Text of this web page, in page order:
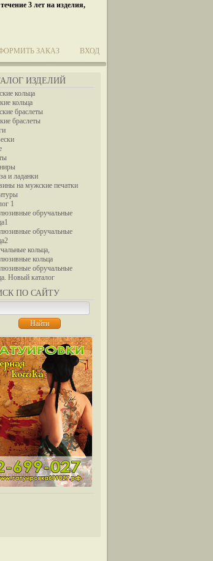
3 лет на изделия,
ЗАКАЗ ВХОД
ИЗДЕЛИЙ
кольца
кольца
браслеты
браслеты
и ладанки
на мужские печатки
1
обручальные
обручальные
кольца,
кольца
обручальные
Новый каталог
ПО САЙТУ